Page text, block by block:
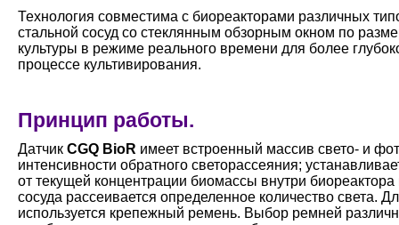
Технология совместима с биореакторами различных
стальной сосуд со стеклянным обзорным окном по
культуры в режиме реального времени для более
процессе культивирования.
Принцип работы.
Датчик CGQ BioR имеет встроенный массив свето- и
интенсивности обратного светорассеяния;
от текущей концентрации биомассы внутри
сосуда рассеивается определенное количество света.
используется крепежный ремень. Выбор ремней